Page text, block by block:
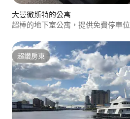
大曼徹斯特的公寓
超棒的地下室公寓，提供免費停車位
超讚房東
超讚房東